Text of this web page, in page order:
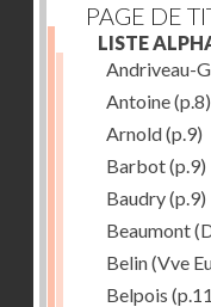
PAGE DE
LISTE
Andriveau-
Antoine(p.8)
Arnold(p.9)
Barbot(p.9)
Baudry(p.9)
Beaumont
Belin (Vve
Belpois